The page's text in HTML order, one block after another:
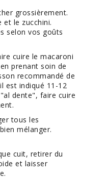
grossièrement.
et le zucchini.
selon vos goûts
cuire le macaroni
prenant soin de
recommandé de
est indiqué 11-12
dente", faire cuire
tous les
mélanger.
cuit, retirer du
et laisser